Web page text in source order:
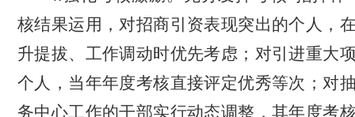
核结果运用，对招商引资表现突出的个人，
升提拔、工作调动时优先考虑；对引进重大
个人，当年年度考核直接评定优秀等次；对
务中心工作的干部实行动态调整，其年度考